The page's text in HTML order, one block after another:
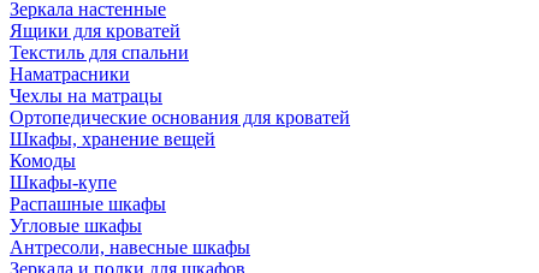
Зеркала настенные
Ящики для кроватей
Текстиль для спальни
Наматрасники
Чехлы на матрацы
Ортопедические основания для кроватей
Шкафы, хранение вещей
Комоды
Шкафы-купе
Распашные шкафы
Угловые шкафы
Антресоли, навесные шкафы
Зеркала и полки для шкафов